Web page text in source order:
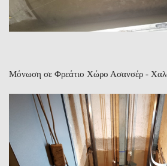
Μόνωση σε Φρεάτιο Χώρο Ασανσέρ -